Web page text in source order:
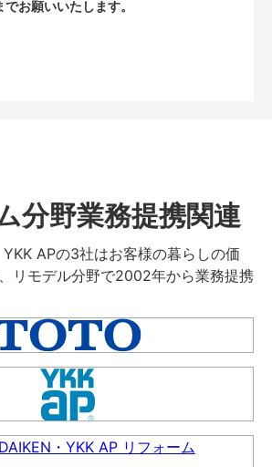
でお願いいたします。
分野業務提携関連
APの3社はお客様の暮らしの価
リモデル分野で2002年から業務提携